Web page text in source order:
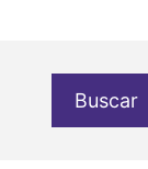
Buscar